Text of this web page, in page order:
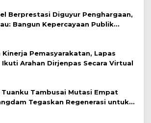
Berprestasi Diguyur Penghargaan,
Bangun Kepercayaan Publik
Nyata
Pemasyarakatan, Lapas
Arahan Dirjenpas Secara Virtual
Tuanku Tambusai Mutasi Empat
Tegaskan Regenerasi untuk
Satuan